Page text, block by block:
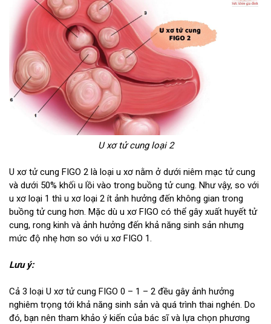
U xơ tử cung loại 2
U xơ tử cung FIGO 2 là loại u xơ nằm ở dưới niêm mạc tử cung
và dưới 50% khối u lồi vào trong buồng tử cung. Như vậy, so với
u xơ loại 1 thì u xơ loại 2 ít ảnh hưởng đến không gian trong
buồng tử cung hơn. Mặc dù u xơ FIGO có thể gây xuất huyết tử
cung, rong kinh và ảnh hưởng đến khả năng sinh sản nhưng
mức độ nhẹ hơn so với u xơ FIGO 1.
Lưu ý:
Cả 3 loại U xơ tử cung FIGO 0 – 1 – 2 đều gây ảnh hưởng
nghiêm trọng tới khả năng sinh sản và quá trình thai nghén. Do
đó, bạn nên tham khảo ý kiến của bác sĩ và lựa chọn phương